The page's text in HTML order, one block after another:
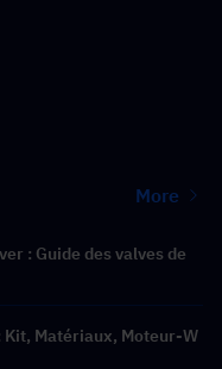
More
: Guide des valves de
Kit, Matériaux, Moteur-W